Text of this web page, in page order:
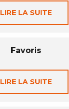
LIRE LA SUITE
Favoris
LIRE LA SUITE